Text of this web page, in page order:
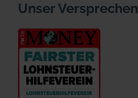
Unser Versprechen